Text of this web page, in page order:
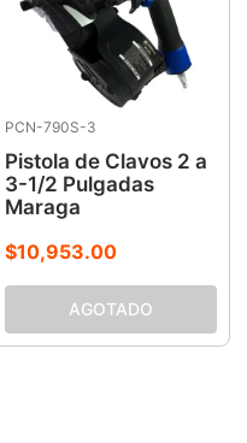
PCN-790S-3
Pistola de Clavos 2 a
3-1/2 Pulgadas
Maraga
$10,953.00